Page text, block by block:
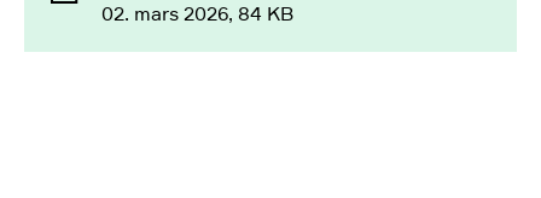
02. mars 2026, 84 KB